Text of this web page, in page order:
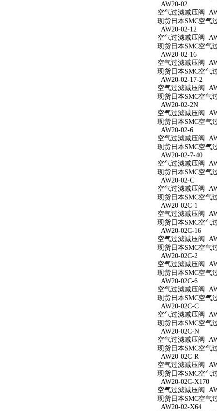
AW20-02
空气过滤减压阀
现货日本SMC空气
AW20-02-12
空气过滤减压阀
现货日本SMC空气
AW20-02-16
空气过滤减压阀
现货日本SMC空气
AW20-02-17-2
空气过滤减压阀
现货日本SMC空气
AW20-02-2N
空气过滤减压阀
现货日本SMC空气
AW20-02-6
空气过滤减压阀
现货日本SMC空气
AW20-02-7-40
空气过滤减压阀
现货日本SMC空气
AW20-02-C
空气过滤减压阀
现货日本SMC空气
AW20-02C-1
空气过滤减压阀
现货日本SMC空气
AW20-02C-16
空气过滤减压阀
现货日本SMC空气
AW20-02C-2
空气过滤减压阀
现货日本SMC空气
AW20-02C-6
空气过滤减压阀
现货日本SMC空气
AW20-02C-C
空气过滤减压阀
现货日本SMC空气
AW20-02C-N
空气过滤减压阀
现货日本SMC空气
AW20-02C-R
空气过滤减压阀
现货日本SMC空气
AW20-02C-X170
空气过滤减压阀
现货日本SMC空气
AW20-02-X64